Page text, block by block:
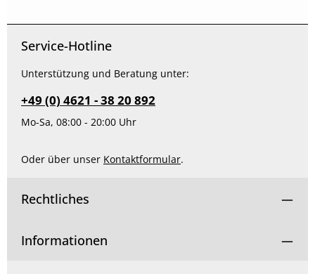
Service-Hotline
Unterstützung und Beratung unter:
+49 (0) 4621 - 38 20 892
Mo-Sa, 08:00 - 20:00 Uhr
Oder über unser Kontaktformular.
Rechtliches
Informationen